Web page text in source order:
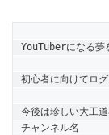
YouTuberになる夢
初心者に向けてロ
今後は珍しい大工
チャンネル名